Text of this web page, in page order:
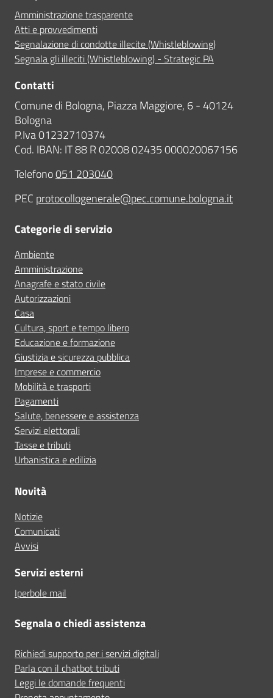
Amministrazione trasparente
Atti e provvedimenti
Segnalazione di condotte illecite (Whistleblowing)
Segnala gli illeciti (Whistleblowing) - Strategic PA
Contatti
Comune di Bologna, Piazza Maggiore, 6 - 40124
Bologna
P.Iva 01232710374
Cod. IBAN: IT 88 R 02008 02435 000020067156
Telefono051 203040
PEC protocollogenerale@pec.comune.bologna.it
Categorie di servizio
Ambiente
Amministrazione
Anagrafe e stato civile
Autorizzazioni
Casa
Cultura, sport e tempo libero
Educazione e formazione
Giustizia e sicurezza pubblica
Imprese e commercio
Mobilità e trasporti
Pagamenti
Salute, benessere e assistenza
Servizi elettorali
Tasse e tributi
Urbanistica e edilizia
Novità
Notizie
Comunicati
Avvisi
Servizi esterni
Iperbole mail
Segnala o chiedi assistenza
Richiedi supporto per i servizi digitali
Parla con il chatbot tributi
Leggi le domande frequenti